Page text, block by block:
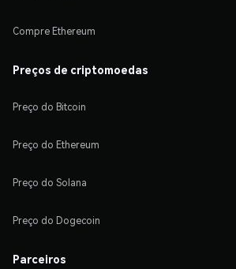
Compre Ethereum
Preços de criptomoedas
Preço do Bitcoin
Preço do Ethereum
Preço do Solana
Preço do Dogecoin
Parceiros